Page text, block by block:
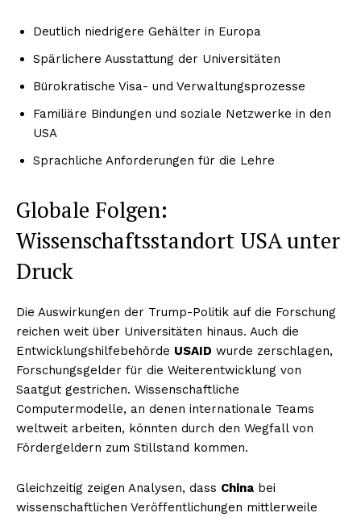
Deutlich niedrigere Gehälter in Europa
Spärlichere Ausstattung der Universitäten
Bürokratische Visa- und Verwaltungsprozesse
Familiäre Bindungen und soziale Netzwerke in den
USA
Sprachliche Anforderungen für die Lehre
Globale Folgen:
Wissenschaftsstandort USA unter
Druck
Die Auswirkungen der Trump-Politik auf die Forschung
reichen weit über Universitäten hinaus. Auch die
Entwicklungshilfebehörde USAID wurde zerschlagen,
Forschungsgelder für die Weiterentwicklung von
Saatgut gestrichen. Wissenschaftliche
Computermodelle, an denen internationale Teams
weltweit arbeiten, könnten durch den Wegfall von
Fördergeldern zum Stillstand kommen.
Gleichzeitig zeigen Analysen, dass China bei
wissenschaftlichen Veröffentlichungen mittlerweile